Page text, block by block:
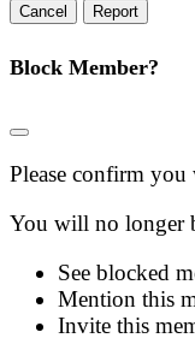
Report
Block Member?
Please confirm
You will no longer
See blocked
Mention this
Invite this